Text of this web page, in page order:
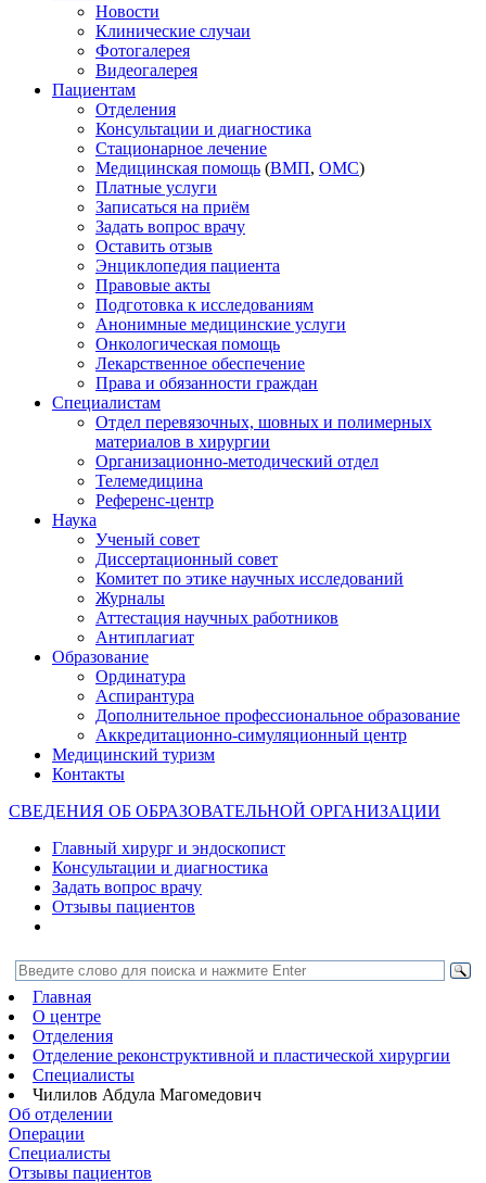
Новости
Клинические случаи
Фотогалерея
Видеогалерея
Пациентам
Отделения
Консультации и диагностика
Стационарное лечение
Медицинская помощь (ВМП, ОМС)
Платные услуги
Записаться на приём
Задать вопрос врачу
Оставить отзыв
Энциклопедия пациента
Правовые акты
Подготовка к исследованиям
Анонимные медицинские услуги
Онкологическая помощь
Лекарственное обеспечение
Права и обязанности граждан
Специалистам
Отдел перевязочных, шовных и полимерных
материалов в хирургии
Организационно-методический отдел
Телемедицина
Референс-центр
Наука
Ученый совет
Диссертационный совет
Комитет по этике научных исследований
Журналы
Аттестация научных работников
Антиплагиат
Образование
Ординатура
Аспирантура
Дополнительное профессиональное образование
Аккредитационно-симуляционный центр
Медицинский туризм
Контакты
СВЕДЕНИЯ ОБ ОБРАЗОВАТЕЛЬНОЙ ОРГАНИЗАЦИИ
Главный хирург и эндоскопист
Консультации и диагностика
Задать вопрос врачу
Отзывы пациентов
Главная
О центре
Отделения
Отделение реконструктивной и пластической хирургии
Специалисты
Чилилов Абдула Магомедович
Об отделении
Операции
Специалисты
Отзывы пациентов